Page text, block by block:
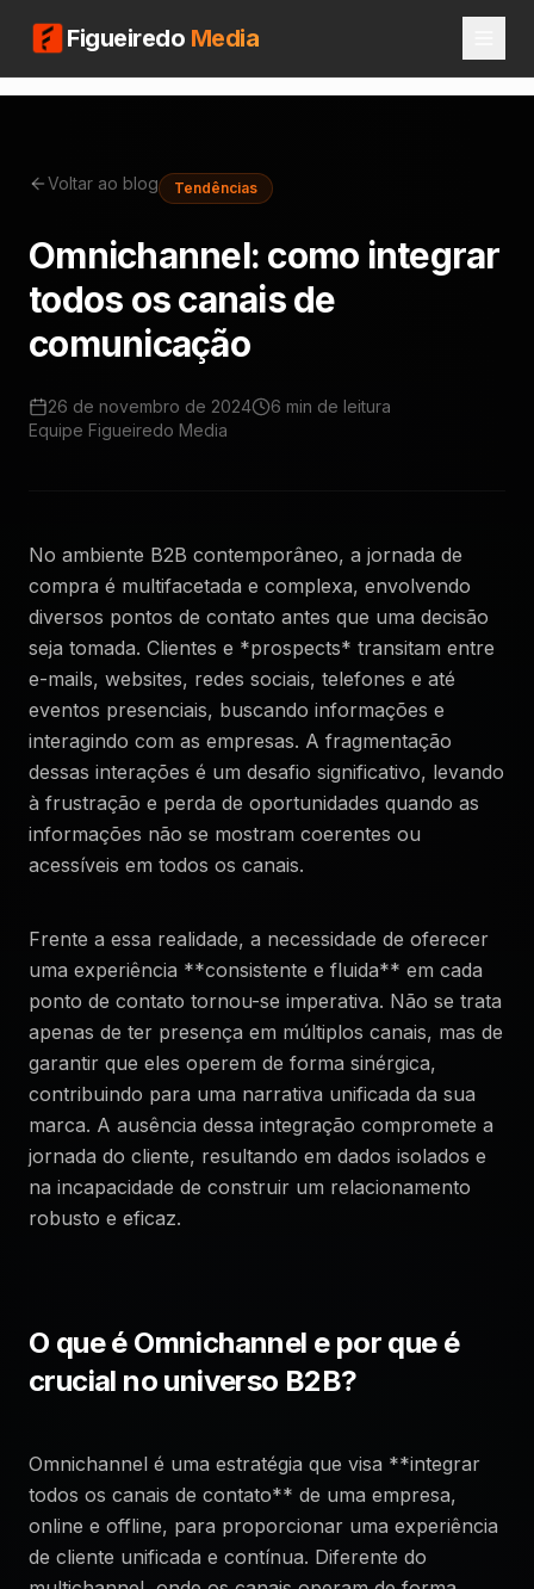
Figueiredo Media
Voltar ao blog Tendências
Omnichannel: como integrar
todos os canais de
comunicação
26 de novembro de 2024 6 min de leitura
Equipe Figueiredo Media
No ambiente B2B contemporâneo, a jornada de
compra é multifacetada e complexa, envolvendo
diversos pontos de contato antes que uma decisão
seja tomada. Clientes e *prospects* transitam entre
e-mails, websites, redes sociais, telefones e até
eventos presenciais, buscando informações e
interagindo com as empresas. A fragmentação
dessas interações é um desafio significativo, levando
à frustração e perda de oportunidades quando as
informações não se mostram coerentes ou
acessíveis em todos os canais.
Frente a essa realidade, a necessidade de oferecer
uma experiência **consistente e fluida** em cada
ponto de contato tornou-se imperativa. Não se trata
apenas de ter presença em múltiplos canais, mas de
garantir que eles operem de forma sinérgica,
contribuindo para uma narrativa unificada da sua
marca. A ausência dessa integração compromete a
jornada do cliente, resultando em dados isolados e
na incapacidade de construir um relacionamento
robusto e eficaz.
O que é Omnichannel e por que é
crucial no universo B2B?
Omnichannel é uma estratégia que visa **integrar
todos os canais de contato** de uma empresa,
online e offline, para proporcionar uma experiência
de cliente unificada e contínua. Diferente do